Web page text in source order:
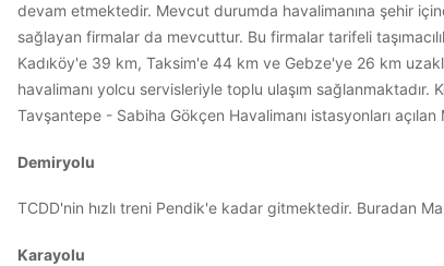
devam etmektedir. Mevcut durumda havalimanına şehir
sağlayan firmalar da mevcuttur. Bu firmalar tarifeli
Kadıköy'e 39 km, Taksim'e 44 km ve Gebze'ye 26 km
havalimanı yolcu servisleriyle toplu ulaşım
Tavşantepe - Sabiha Gökçen Havalimanı istasyonları
Demiryolu
TCDD'nin hızlı treni Pendik'e kadar gitmektedir. Buradan
Karayolu